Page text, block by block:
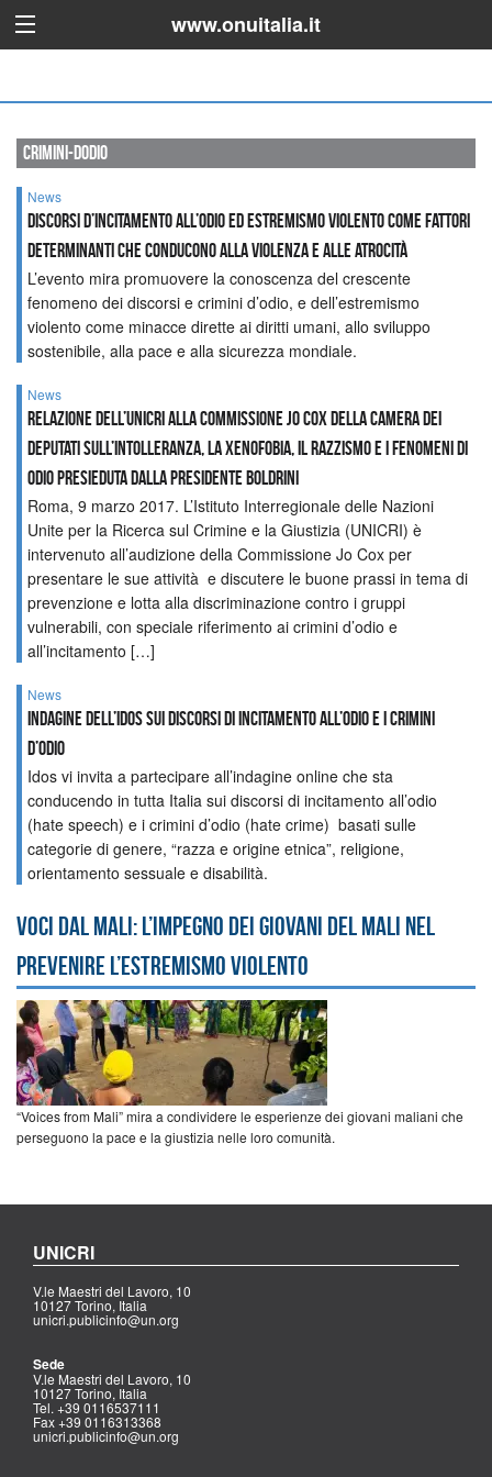
www.onuitalia.it
crimini-dodio
News
Discorsi d’incitamento all’odio ed estremismo violento come fattori
determinanti che conducono alla violenza e alle atrocità
L’evento mira promuovere la conoscenza del crescente
fenomeno dei discorsi e crimini d’odio, e dell’estremismo
violento come minacce dirette ai diritti umani, allo sviluppo
sostenibile, alla pace e alla sicurezza mondiale.
News
Relazione dell’UNICRI alla Commissione Jo Cox della Camera dei
Deputati sull’intolleranza, la xenofobia, il razzismo e i fenomeni di
odio presieduta dalla Presidente Boldrini
Roma, 9 marzo 2017. L’Istituto Interregionale delle Nazioni
Unite per la Ricerca sul Crimine e la Giustizia (UNICRI) è
intervenuto all’audizione della Commissione Jo Cox per
presentare le sue attività e discutere le buone prassi in tema di
prevenzione e lotta alla discriminazione contro i gruppi
vulnerabili, con speciale riferimento ai crimini d’odio e
all’incitamento […]
News
Indagine dell’Idos sui discorsi di incitamento all’odio e i crimini
d’odio
Idos vi invita a partecipare all’indagine online che sta
conducendo in tutta Italia sui discorsi di incitamento all’odio
(hate speech) e i crimini d’odio (hate crime) basati sulle
categorie di genere, “razza e origine etnica”, religione,
orientamento sessuale e disabilità.
Voci dal Mali: l’impegno dei giovani del Mali nel
prevenire l’estremismo violento
“Voices from Mali” mira a condividere le esperienze dei giovani maliani che
perseguono la pace e la giustizia nelle loro comunità.
UNICRI
V.le Maestri del Lavoro, 10
10127 Torino, Italia
unicri.publicinfo@un.org
Sede
V.le Maestri del Lavoro, 10
10127 Torino, Italia
Tel. +39 0116537111
Fax +39 0116313368
unicri.publicinfo@un.org